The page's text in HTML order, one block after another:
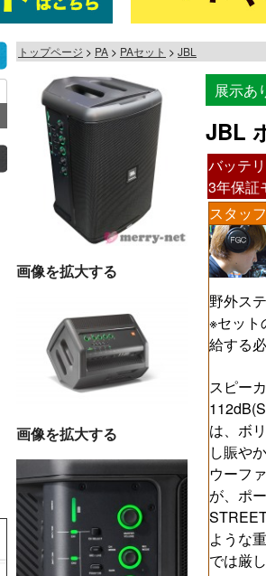
トップページ PA PAセット JBL
画像を拡大する
画像を拡大する
展示あ
JBL
バッテ
3年保証
スタッ
野外ス
※セット
給する
スピー
は、ボ
し賑や
ウーフ
が、ポ
ような
では厳